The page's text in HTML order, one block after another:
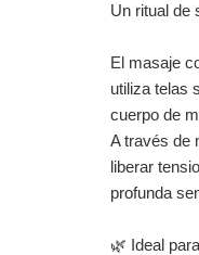
Un ritual de
El masaje
utiliza telas
cuerpo de
A través de
liberar
profunda
🌿 Ideal